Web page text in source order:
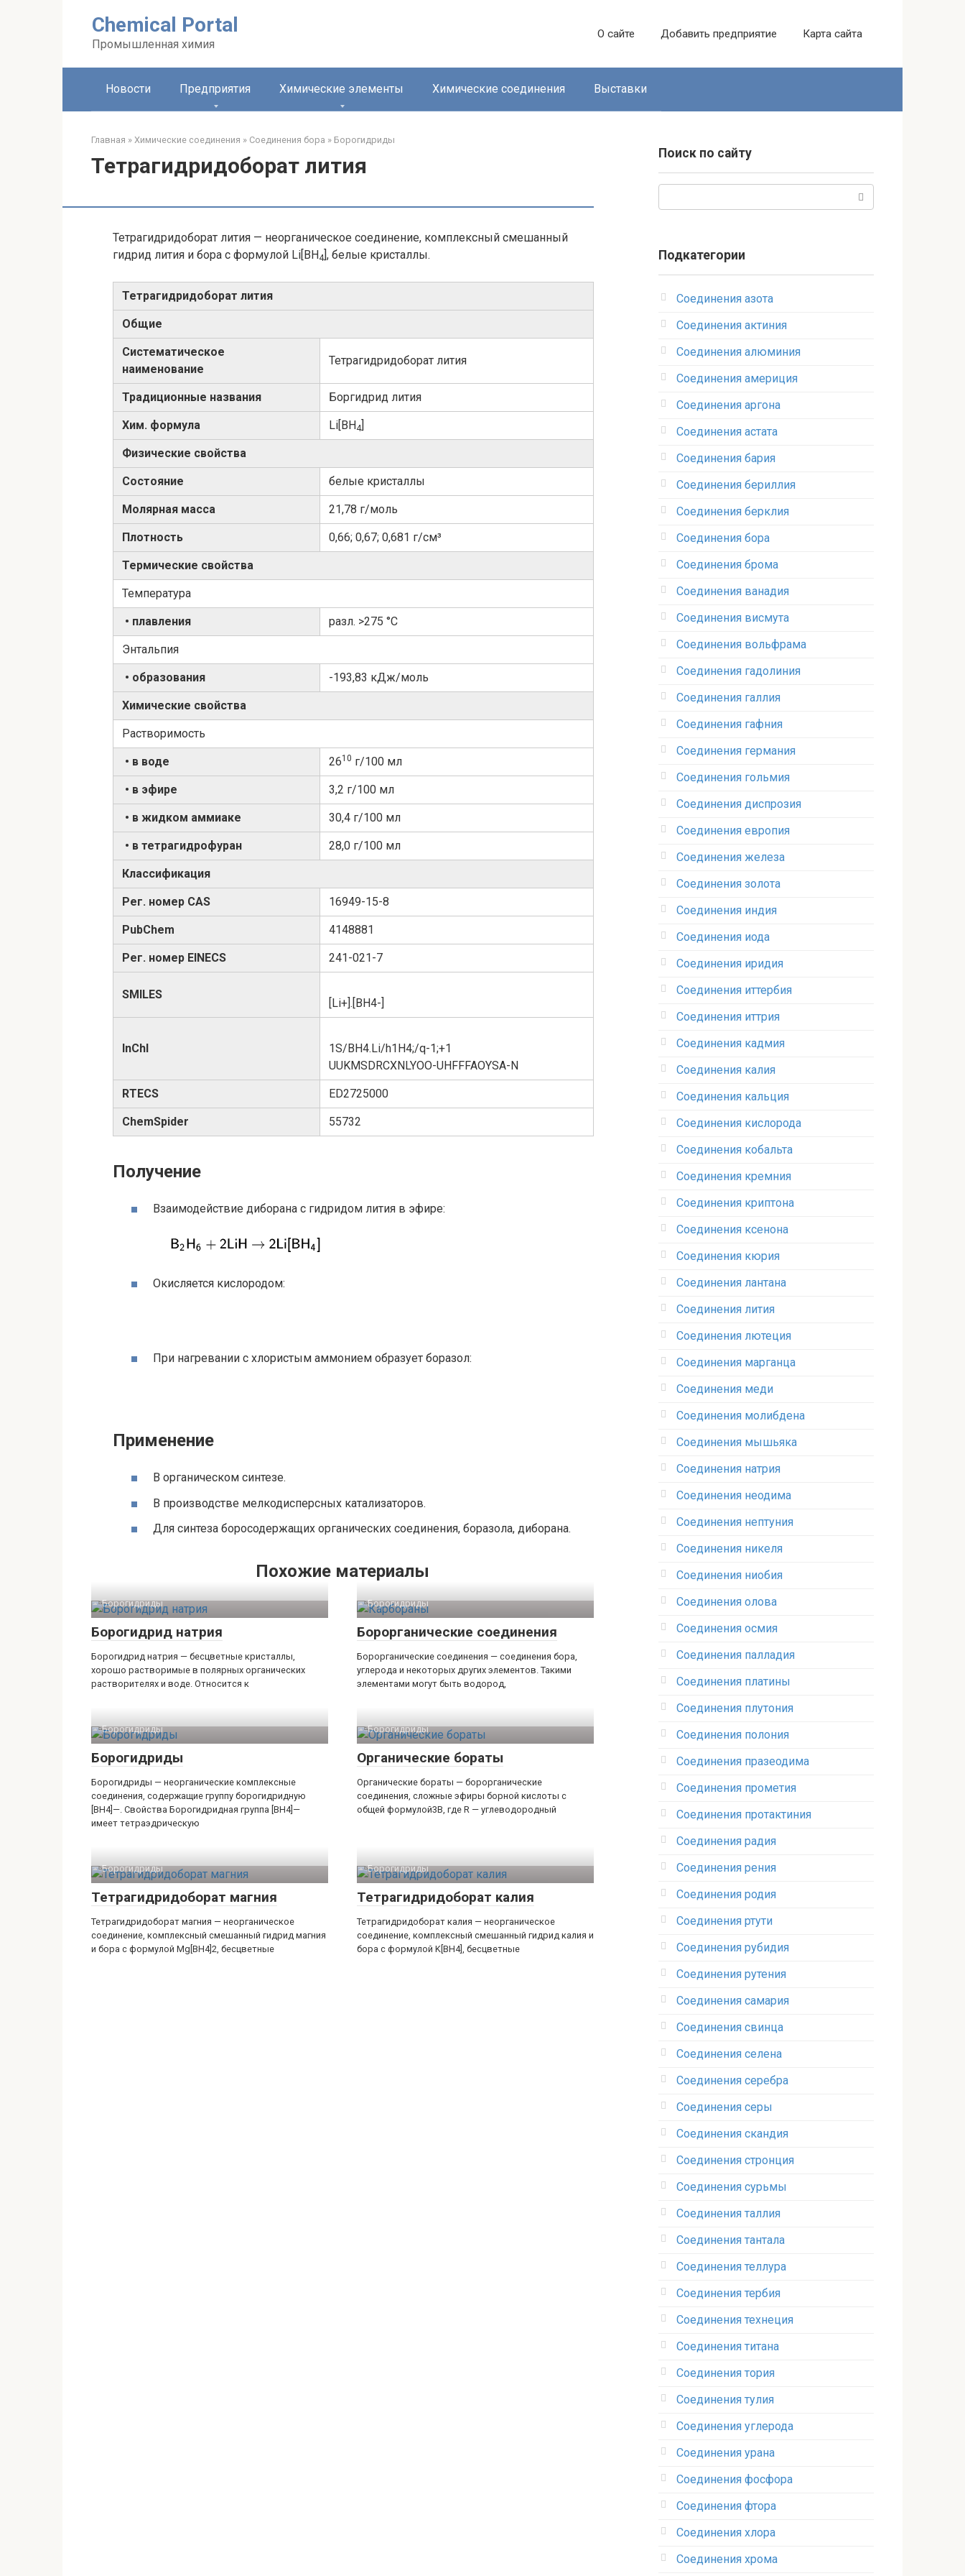
Chemical Portal
Промышленная химия
О сайте Добавить предприятие Карта сайта
Новости Предприятия Химические элементы Химические соединения Выставки
Главная » Химические соединения » Соединения бора‎ » Борогидриды‎
Тетрагидридоборат лития
Тетрагидридоборат лития — неорганическое соединение, комплексный смешанный
гидрид лития и бора с формулой Li[BH4], белые кристаллы.
Тетрагидридоборат лития
Общие
Систематическое
наименование
Тетрагидридоборат лития
Традиционные названия Боргидрид лития
Хим. формула Li[BH4]
Физические свойства
Состояние белые кристаллы
Молярная масса 21,78 г/моль
Плотность 0,66; 0,67; 0,681 г/см³
Термические свойства
Температура
• плавления разл. >275 °C
Энтальпия
• образования -193,83 кДж/моль
Химические свойства
Растворимость
• в воде 2610 г/100 мл
• в эфире 3,2 г/100 мл
• в жидком аммиаке 30,4 г/100 мл
• в тетрагидрофуран 28,0 г/100 мл
Классификация
Рег. номер CAS 16949-15-8
PubChem 4148881
Рег. номер EINECS 241-021-7
SMILES
[Li+].[BH4-]
InChI
1S/BH4.Li/h1H4;/q-1;+1
UUKMSDRCXNLYOO-UHFFFAOYSA-N
RTECS ED2725000
ChemSpider 55732
Получение
Взаимодействие диборана с гидридом лития в эфире:
Окисляется кислородом:
При нагревании с хлористым аммонием образует боразол:
Применение
В органическом синтезе.
В производстве мелкодисперсных катализаторов.
Для синтеза боросодержащих органических соединения, боразола, диборана.
Похожие материалы
Борогидриды‎
Борогидрид натрия
Борогидрид натрия — бесцветные кристаллы,
хорошо растворимые в полярных органических
растворителях и воде. Относится к
Борогидриды‎
Борорганические соединения
Борорганические соединения — соединения бора,
углерода и некоторых других элементов. Такими
элементами могут быть водород,
Борогидриды‎
Борогидриды
Борогидриды — неорганические комплексные
соединения, содержащие группу борогидридную
[BH4]—. Свойства Борогидридная группа [BH4]—
имеет тетраэдрическую
Борогидриды‎
Органические бораты
Органические бораты — борорганические
соединения, сложные эфиры борной кислоты с
общей формулой3B, где R — углеводородный
Борогидриды‎
Тетрагидридоборат магния
Тетрагидридоборат магния — неорганическое
соединение, комплексный смешанный гидрид магния
и бора с формулой Mg[BH4]2, бесцветные
Борогидриды‎
Тетрагидридоборат калия
Тетрагидридоборат калия — неорганическое
соединение, комплексный смешанный гидрид калия и
бора с формулой K[BH4], бесцветные
Поиск по сайту
Подкатегории
Соединения азота
Соединения актиния
Соединения алюминия‎
Соединения америция‎
Соединения аргона‎
Соединения астата‎
Соединения бария
Соединения бериллия‎
Соединения берклия
Соединения бора‎
Соединения брома‎
Соединения ванадия‎
Соединения висмута
Соединения вольфрама‎
Соединения гадолиния‎
Соединения галлия‎
Соединения гафния‎
Соединения германия‎
Соединения гольмия‎
Соединения диспрозия‎ ‎
Соединения европия‎
Соединения железа‎
Соединения золота‎
Соединения индия
Соединения иода‎
Соединения иридия
Соединения иттербия‎
Соединения иттрия‎
Соединения кадмия
Соединения калия‎
Соединения кальция
Соединения кислорода‎
Соединения кобальта
Соединения кремния‎
Соединения криптона‎
Соединения ксенона‎
Соединения кюрия
Соединения лантана‎
Соединения лития‎
Соединения лютеция‎
Соединения марганца‎
Соединения меди
Соединения молибдена‎
Соединения мышьяка‎ ‎
Соединения натрия‎
Соединения неодима‎
Соединения нептуния‎
Соединения никеля‎
Соединения ниобия‎
Соединения олова‎
Соединения осмия‎
Соединения палладия‎
Соединения платины‎
Соединения плутония‎
Соединения полония‎
Соединения празеодима‎
Соединения прометия‎
Соединения протактиния‎
Соединения радия‎
Соединения рения‎
Соединения родия‎
Соединения ртути‎
Соединения рубидия‎
Соединения рутения‎
Соединения самария‎
Соединения свинца‎
Соединения селена‎
Соединения серебра‎
Соединения серы‎
Соединения скандия
Соединения стронция‎
Соединения сурьмы
Соединения таллия‎
Соединения тантала‎
Соединения теллура‎
Соединения тербия‎
Соединения технеция‎
Соединения титана
Соединения тория‎
Соединения тулия‎
Соединения углерода‎
Соединения урана‎
Соединения фосфора‎
Соединения фтора‎
Соединения хлора‎
Соединения хрома‎